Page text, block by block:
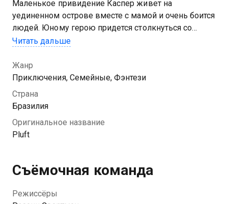
Маленькое привидение Каспер живет на
уединенном острове вместе с мамой и очень боится
людей. Юному герою придется столкнуться со
своими страхами, спасая девочку Марибель от
Нога. Призраку и героине предстоит выстроить
дружбу между живыми и мертвыми и отправиться
в рискованное приключение. Семейное фэнтези
основано на знаменитой пьесе латиноамериканской
писательницы Марии Карлы Мачада.
Читать дальше
Жанр
Приключения, Семейные, Фэнтези
Страна
Бразилия
Оригинальное название
Pluft
Съёмочная команда
Режиссёры